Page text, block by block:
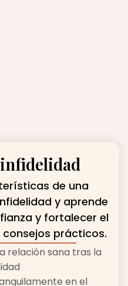
de una
y aprende
y fortalecer el
prácticos.
relación sana tras la